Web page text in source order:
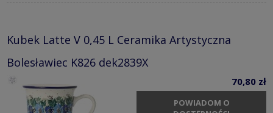
Kubek Latte V 0,45 L Ceramika Artystyczna
Bolesławiec K826 dek2839X
70,80 zł
POWIADOM O